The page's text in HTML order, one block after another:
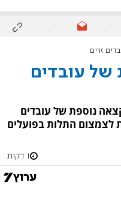
זרים
של עובדים
נוספת של עובדים
לצמצום התלות בפועלים
1 דקות